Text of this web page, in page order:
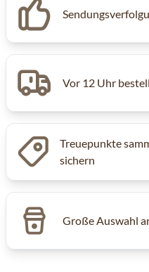
Vor 12 Uhr
Treuepunkte
sichern
Große Auswahl